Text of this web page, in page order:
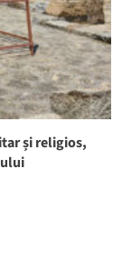
și religios,